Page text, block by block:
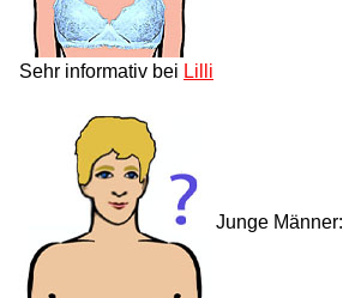
Sehr informativ bei Lilli
Junge Männer: